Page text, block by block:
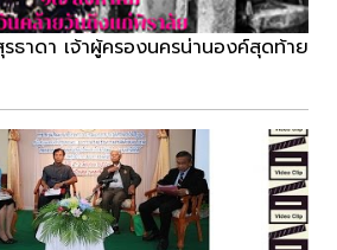
ธาดา เจ้าผู้ครองนครน่านองค์สุดท้าย